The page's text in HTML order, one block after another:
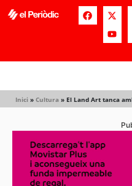
Inici » Cultura » El Land Art tanca